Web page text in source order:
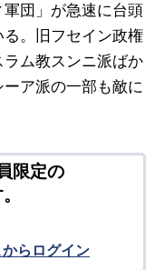
団」が急速に台頭
。旧フセイン政権
ム教スンニ派ばか
ア派の一部も敵に
限定の
からログイン